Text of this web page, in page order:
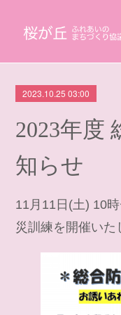
2023.10.25 03:00
2023年度
知らせ
11月11日(土) 10
災訓練を開催いた